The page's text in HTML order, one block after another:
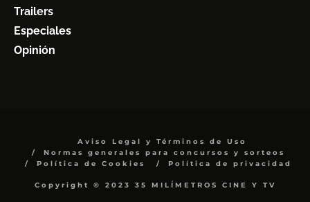
Trailers
Especiales
Opinión
Aviso Legal y Términos de Uso
Normas generales para concursos y sorteos
Política de Cookies
Política de privacidad
Copyright © 2023 35 MILÍMETROS CINE Y TV